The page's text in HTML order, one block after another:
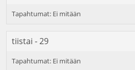
tiistai - 29